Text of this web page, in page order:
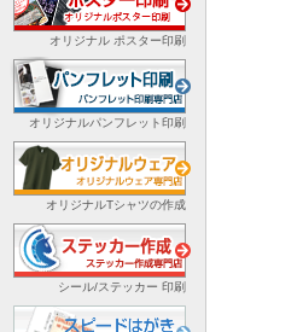
オリジナル ポスター印刷
オリジナルパンフレット印刷
オリジナルTシャツの作成
シール/ステッカー 印刷